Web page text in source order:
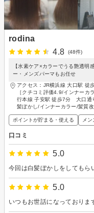
rodina
4.8
(48件)
【水素ケア×カラーでうる艶透明
ー・メンズパーマもお任せ
アクセス：JR横浜線 大口駅 徒
［クチコミ評価4.9/インナーカ
行本線 子安駅 徒歩7分 大口通
髪ぼかし/インナーカラー/髪質
ポイントが貯まる・使える メ
口コミ
5.0
5.0